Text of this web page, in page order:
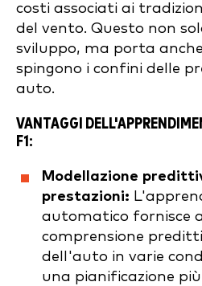
costi associati ai
del vento. Questo non
sviluppo, ma porta
spingono i confini delle
auto.
VANTAGGI
F1:
Modellazione
prestazioni:
automatico fornisce
comprensione
dell'auto in varie
una pianificazione